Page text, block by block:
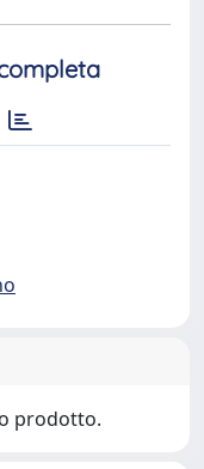
prodotto.